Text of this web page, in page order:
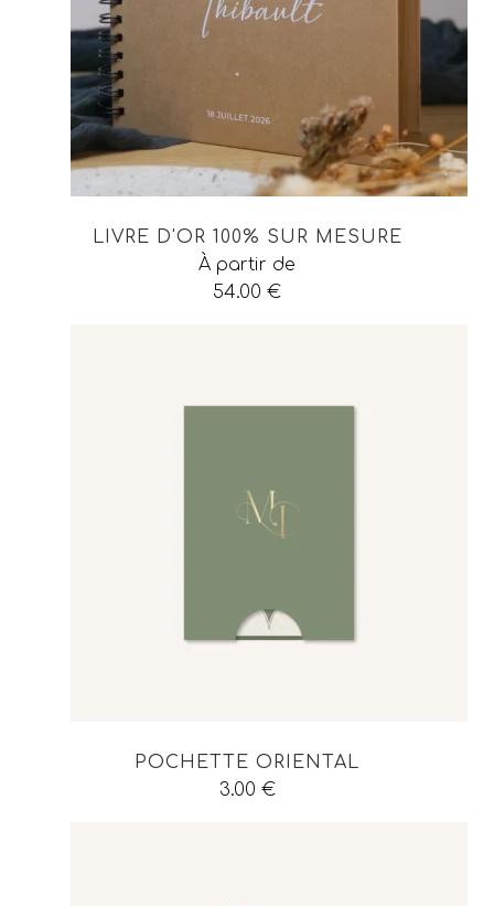
LIVRE D'OR 100% SUR MESURE
À partir de
54.00 €
POCHETTE ORIENTAL
3.00 €